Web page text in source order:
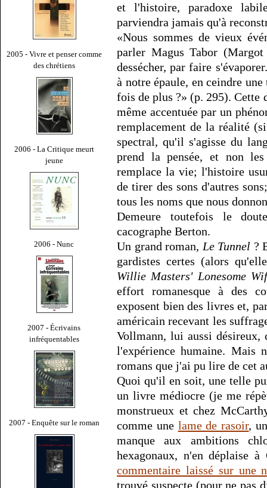
2005 - Vivre et penser comme
des chrétiens
2006 - La Critique meurt
jeune
2006 - Nunc
2007 - Écrivains
infréquentables
2007 - Enquête sur le roman
et l'histoire, paradoxe
parviendra jamais qu'à
«Nous sommes de vieux
parler Magus Tabor
dessécher, par faire
à notre épaule, en ceindre
fois de plus ?» (p. 295). Cette
même accentuée par un
remplacement de la réalité
spectral, qu'il s'agisse du
prend la pensée, et non
remplace la vie; l'histoire
de tirer des sons d'autres
tous les noms que nous
Demeure toutefois le
cacographe Berton.
Un grand roman, Le Tunnel ?
gardistes certes (alors
Willie Masters' Lonesome
effort romanesque à des
exposent bien des livres et,
américain recevant les
Vollmann, lui aussi désireux,
l'expérience humaine. Mais
romans que j'ai pu lire de cet
Quoi qu'il en soit, une telle
un livre médiocre (je me
monstrueux et chez
comme une lame de rasoir,
manque aux ambitions
hexagonaux, n'en déplaise
commentaire laissé sur une
trouvé suspecte (pour ne pas